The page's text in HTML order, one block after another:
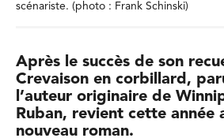
scénariste. (photo : Frank Schinski)
Après le succès de son
Crevaison en corbillard,
l’auteur originaire de
Ruban, revient cette année
nouveau roman.